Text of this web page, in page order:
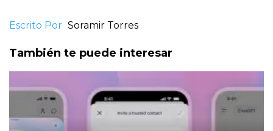
Escrito Por Soramir Torres
También te puede interesar